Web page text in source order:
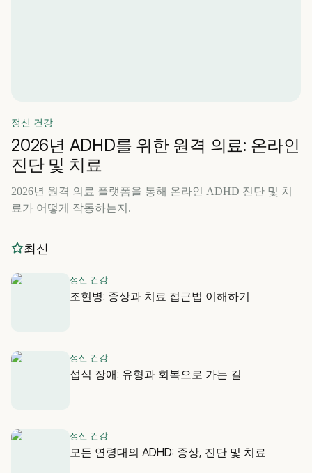
정신 건강
2026년 ADHD를 위한 원격 의료: 온라인
진단 및 치료
2026년 원격 의료 플랫폼을 통해 온라인 ADHD 진단 및 치
료가 어떻게 작동하는지.
최신
정신 건강
조현병: 증상과 치료 접근법 이해하기
정신 건강
섭식 장애: 유형과 회복으로 가는 길
정신 건강
모든 연령대의 ADHD: 증상, 진단 및 치료